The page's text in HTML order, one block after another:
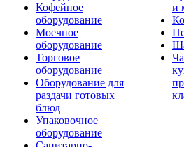
Кофейное
оборудование
Моечное
оборудование
Торговое
оборудование
Оборудование для
раздачи готовых
блюд
Упаковочное
оборудование
и